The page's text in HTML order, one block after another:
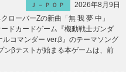
Ｊ－ＰＯＰ
2026年8月9日
ローバーZの新曲「無 我 夢 中」
ドカードゲーム『機動戦士ガンダ
ルコマンダー ver.β』のテーマソング
βテストが始まる本ゲームは、前